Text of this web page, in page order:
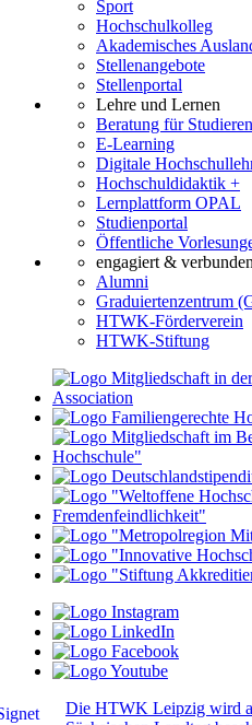
Sport
Hochschulkolleg
Akademisches
Stellenangebote
Stellenportal
Lehre und Lernen
Beratung für
E-Learning
Digitale
Hochschuldidaktik +
Lernplattform OPAL
Studienportal
Öffentliche
engagiert & verbunden
Alumni
Graduiertenzentrum
HTWK-Förderverein
HTWK-Stiftung
Die HTWK Leipzig wird